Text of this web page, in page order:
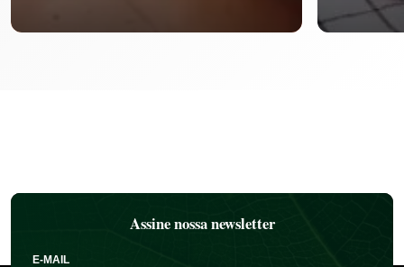
Assine nossa newsletter
E-MAIL